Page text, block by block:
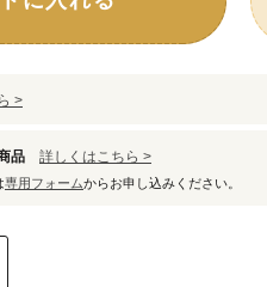
>
品 詳しくはこちら >
専用フォームからお申し込みください。